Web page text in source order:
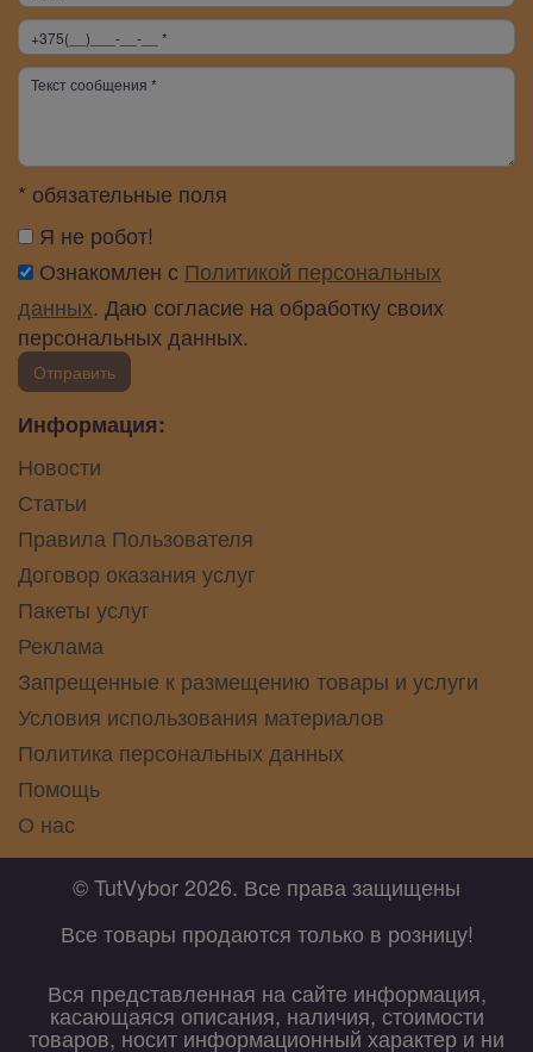
* обязательные поля
Я не робот!
Ознакомлен с Политикой персональных
данных. Даю согласие на обработку своих
персональных данных.
Отправить
Информация:
Новости
Статьи
Правила Пользователя
Договор оказания услуг
Пакеты услуг
Реклама
Запрещенные к размещению товары и услуги
Условия использования материалов
Политика персональных данных
Помощь
О нас
© TutVybor 2026. Все права защищены
Все товары продаются только в розницу!
Вся представленная на сайте информация,
касающаяся описания, наличия, стоимости
товаров, носит информационный характер и ни